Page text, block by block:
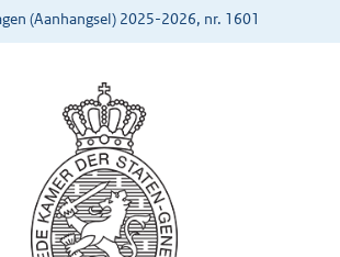
(Aanhangsel) 2025-2026, nr. 1601